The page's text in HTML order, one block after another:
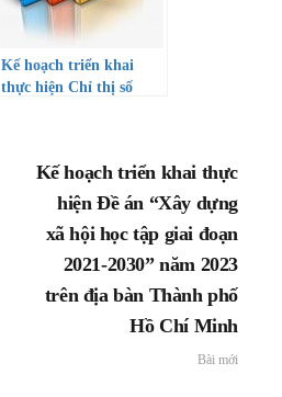
Kế hoạch triển khai
thực hiện Chỉ thị số
về việc tăng cường triển
khai công tác xây dựng
văn hóa học đường
Kế hoạch triển khai thực
hiện Đề án “Xây dựng
xã hội học tập giai đoạn
2021-2030” năm 2023
trên địa bàn Thành phố
Hồ Chí Minh
Bài mới